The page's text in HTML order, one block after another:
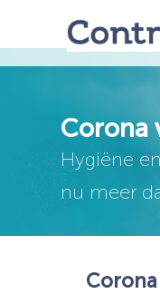
Corona
Hygiëne
nu meer